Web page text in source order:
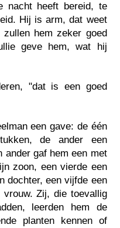
nacht heeft bereid, te
Hij is arm, dat weet
hem zeker goed
geve hem, wat hij
"dat is een goed
een gave: de één
de ander een
ander gaf hem een met
zoon, een vierde een
dochter, een vijfde een
Zij, die toevallig
leerden hem de
planten kennen of